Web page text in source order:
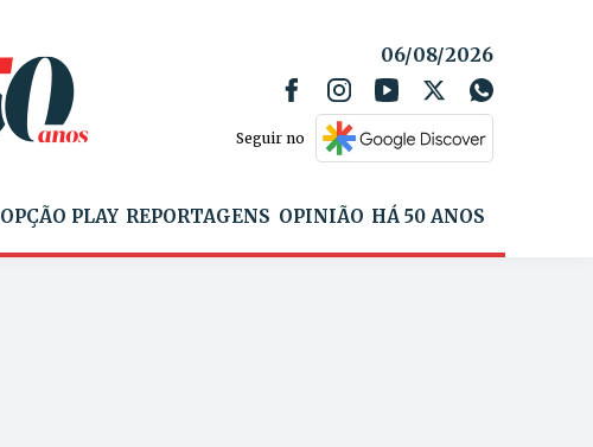
06/08/2026
Seguir no
OPÇÃO PLAY REPORTAGENS OPINIÃO HÁ 50 ANOS